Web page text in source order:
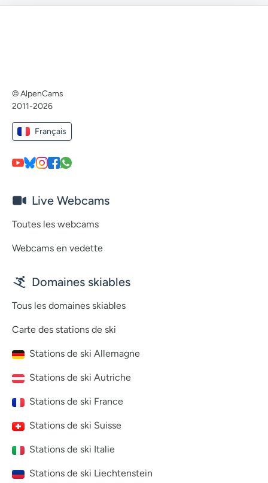
© AlpenCams
2011-2026
Français
Live Webcams
Toutes les webcams
Webcams en vedette
Domaines skiables
Tous les domaines skiables
Carte des stations de ski
Stations de ski Allemagne
Stations de ski Autriche
Stations de ski France
Stations de ski Suisse
Stations de ski Italie
Stations de ski Liechtenstein